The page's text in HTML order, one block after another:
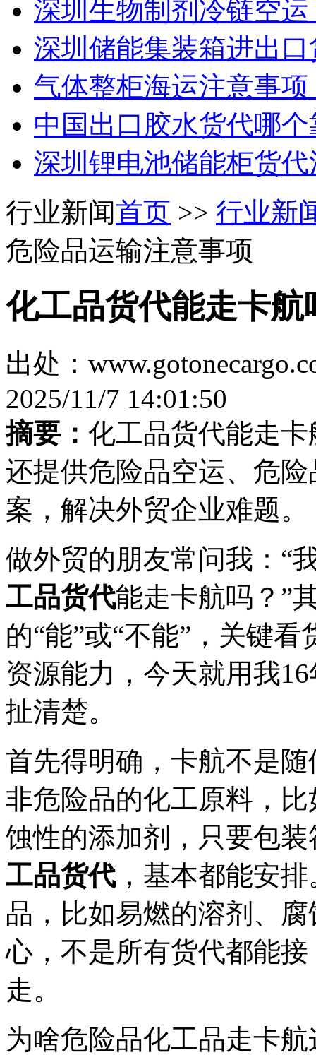
深圳生物制剂冷链空
深圳储能集装箱进出
气体整柜海运注意事
中国出口胶水货代哪个
深圳锂电池储能柜货
行业新闻首页 >> 行业新
危险品运输注意事项
化工品货代能走卡
出处：
2025/11/7 14:01:50
摘要： 化工品货代能走
还提供危险品空运、危
案，解决外贸企业难题。
做外贸的朋友常问我：“
工品货代能走卡航吗？”
的“能”或“不能”，关键
资源能力，今天就用我
扯清楚。
首先得明确，卡航不是
非危险品的化工原料，
蚀性的添加剂，只要包
工品货代，基本都能安
品，比如易燃的溶剂、
心，不是所有货代都能
走。
为啥危险品化工品走卡